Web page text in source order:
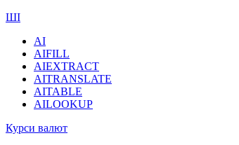
ШІ
AI
AIFILL
AIEXTRACT
AITRANSLATE
AITABLE
AILOOKUP
Курси валют